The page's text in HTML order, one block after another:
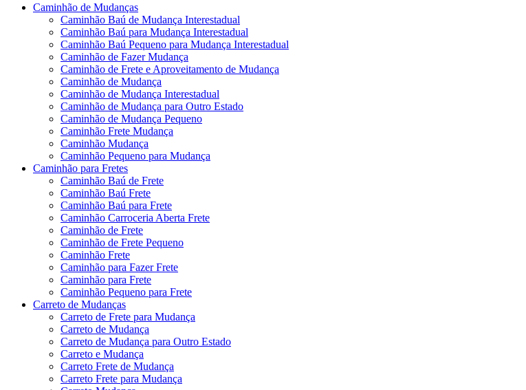
Caminhão de Mudanças
Caminhão Baú de Mudança Interestadual
Caminhão Baú para Mudança Interestadual
Caminhão Baú Pequeno para Mudança Interestadual
Caminhão de Fazer Mudança
Caminhão de Frete e Aproveitamento de Mudança
Caminhão de Mudança
Caminhão de Mudança Interestadual
Caminhão de Mudança para Outro Estado
Caminhão de Mudança Pequeno
Caminhão Frete Mudança
Caminhão Mudança
Caminhão Pequeno para Mudança
Caminhão para Fretes
Caminhão Baú de Frete
Caminhão Baú Frete
Caminhão Baú para Frete
Caminhão Carroceria Aberta Frete
Caminhão de Frete
Caminhão de Frete Pequeno
Caminhão Frete
Caminhão para Fazer Frete
Caminhão para Frete
Caminhão Pequeno para Frete
Carreto de Mudanças
Carreto de Frete para Mudança
Carreto de Mudança
Carreto de Mudança para Outro Estado
Carreto e Mudança
Carreto Frete de Mudança
Carreto Frete para Mudança